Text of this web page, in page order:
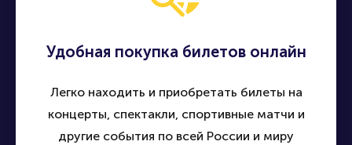
Удобная покупка билетов онлайн
Легко находить и приобретать билеты на
концерты, спектакли, спортивные матчи и
другие события по всей России и миру